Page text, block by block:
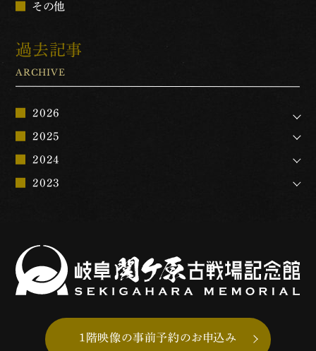
その他
過去記事
ARCHIVE
2026
2025
2024
2023
1階映像の事前予約のお申込み